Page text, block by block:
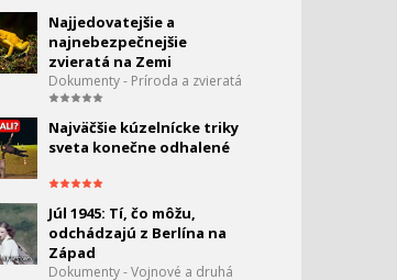
Najjedovatejšie a
najnebezpečnejšie
zvieratá na Zemi
Dokumenty - Príroda a zvieratá
Najväčšie kúzelnícke triky
sveta konečne odhalené
Júl 1945: Tí, čo môžu,
odchádzajú z Berlína na
Západ
Dokumenty - Vojnové a druhá